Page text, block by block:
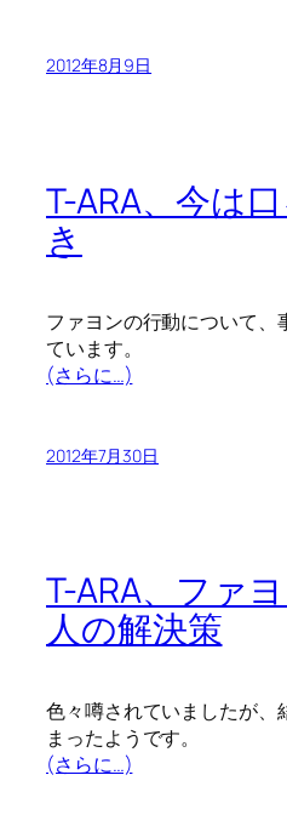
2012年8月9日
T-ARA、今は
き
ファヨンの行動について
ています。
(さらに…)
2012年7月30日
T-ARA、ファ
人の解決策
色々噂されていましたが、
まったようです。
(さらに…)